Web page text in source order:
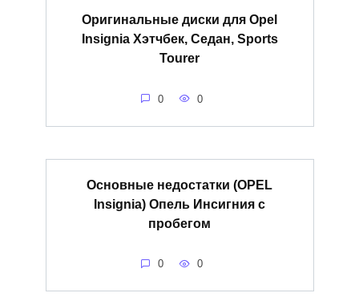
Оригинальные диски для Opel
Insignia Хэтчбек, Седан, Sports
Tourer
0 0
Основные недостатки (OPEL
Insignia) Опель Инсигния с
пробегом
0 0